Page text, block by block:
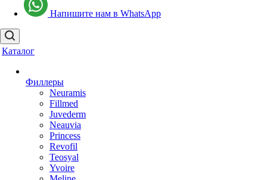
Напишите нам в WhatsApp
Каталог
Филлеры
Neuramis
Fillmed
Juvederm
Neauvia
Princess
Revofil
Teosyal
Yvoire